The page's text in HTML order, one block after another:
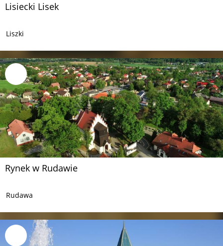
Lisiecki Lisek
Liszki
Rynek w Rudawie
Rudawa